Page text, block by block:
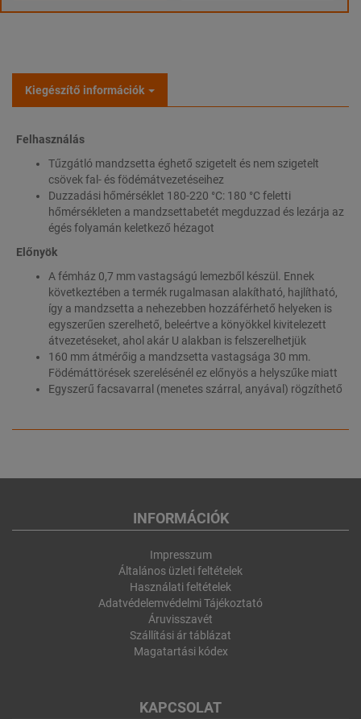
Kiegészítő információk
Felhasználás
Tűzgátló mandzsetta éghető szigetelt és nem szigetelt
csövek fal- és födémátvezetéseihez
Duzzadási hőmérséklet 180-220 °C: 180 °C feletti
hőmérsékleten a mandzsettabetét megduzzad és lezárja az
égés folyamán keletkező hézagot
Előnyök
A fémház 0,7 mm vastagságú lemezből készül. Ennek
következtében a termék rugalmasan alakítható, hajlítható,
így a mandzsetta a nehezebben hozzáférhető helyeken is
egyszerűen szerelhető, beleértve a könyökkel kivitelezett
átvezetéseket, ahol akár U alakban is felszerelhetjük
160 mm átmérőig a mandzsetta vastagsága 30 mm.
Födémáttörések szerelésénél ez előnyös a helyszűke miatt
Egyszerű facsavarral (menetes szárral, anyával) rögzíthető
INFORMÁCIÓK
Impresszum
Általános üzleti feltételek
Használati feltételek
Adatvédelemvédelmi Tájékoztató
Áruvisszavét
Szállítási ár táblázat
Magatartási kódex
KAPCSOLAT